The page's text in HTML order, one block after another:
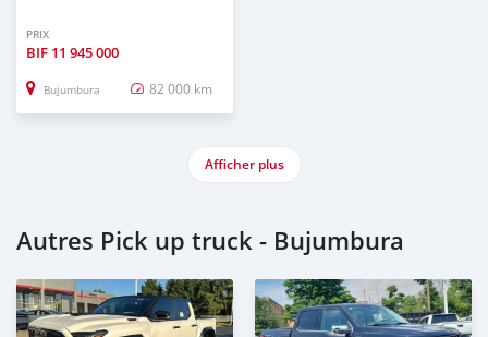
PRIX
BIF 11 945 000
Bujumbura 82 000 km
Afficher plus
Autres Pick up truck - Bujumbura